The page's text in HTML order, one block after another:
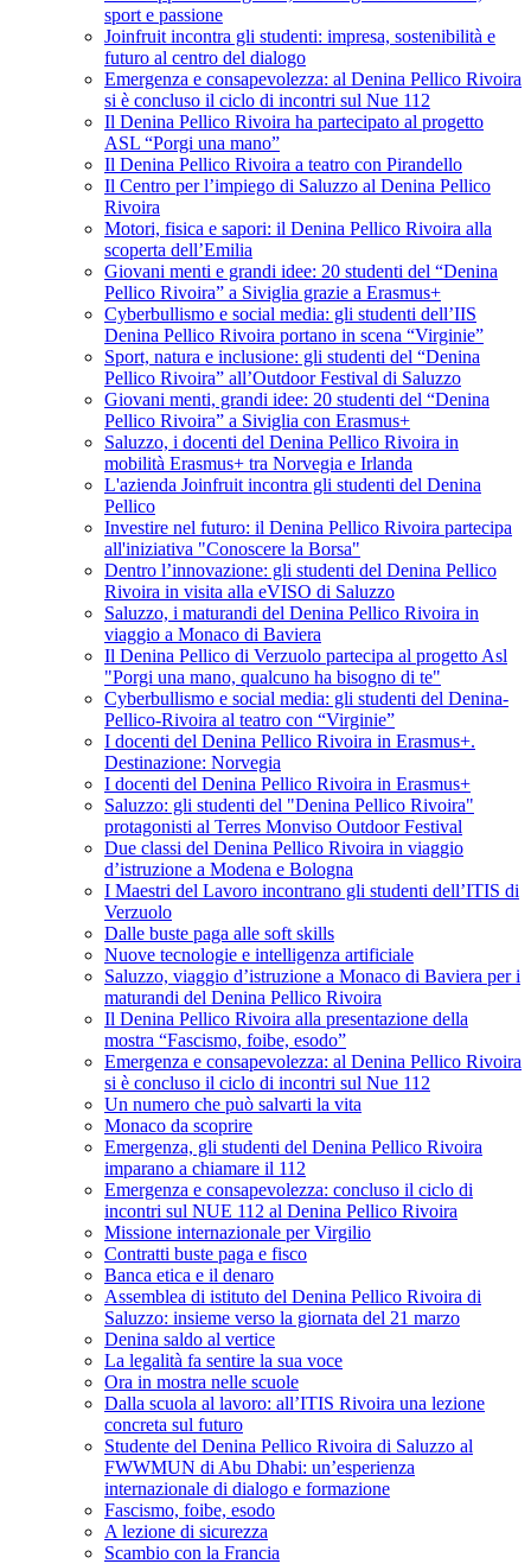
sport e passione
Joinfruit incontra gli studenti: impresa, sostenibilità e
futuro al centro del dialogo
Emergenza e consapevolezza: al Denina Pellico Rivoira
si è concluso il ciclo di incontri sul Nue 112
Il Denina Pellico Rivoira ha partecipato al progetto
ASL “Porgi una mano”
Il Denina Pellico Rivoira a teatro con Pirandello
Il Centro per l’impiego di Saluzzo al Denina Pellico
Rivoira
Motori, fisica e sapori: il Denina Pellico Rivoira alla
scoperta dell’Emilia
Giovani menti e grandi idee: 20 studenti del “Denina
Pellico Rivoira” a Siviglia grazie a Erasmus+
Cyberbullismo e social media: gli studenti dell’IIS
Denina Pellico Rivoira portano in scena “Virginie”
Sport, natura e inclusione: gli studenti del “Denina
Pellico Rivoira” all’Outdoor Festival di Saluzzo
Giovani menti, grandi idee: 20 studenti del “Denina
Pellico Rivoira” a Siviglia con Erasmus+
Saluzzo, i docenti del Denina Pellico Rivoira in
mobilità Erasmus+ tra Norvegia e Irlanda
L'azienda Joinfruit incontra gli studenti del Denina
Pellico
Investire nel futuro: il Denina Pellico Rivoira partecipa
all'iniziativa "Conoscere la Borsa"
Dentro l’innovazione: gli studenti del Denina Pellico
Rivoira in visita alla eVISO di Saluzzo
Saluzzo, i maturandi del Denina Pellico Rivoira in
viaggio a Monaco di Baviera
Il Denina Pellico di Verzuolo partecipa al progetto Asl
"Porgi una mano, qualcuno ha bisogno di te"
Cyberbullismo e social media: gli studenti del Denina-
Pellico-Rivoira al teatro con “Virginie”
I docenti del Denina Pellico Rivoira in Erasmus+.
Destinazione: Norvegia
I docenti del Denina Pellico Rivoira in Erasmus+
Saluzzo: gli studenti del "Denina Pellico Rivoira"
protagonisti al Terres Monviso Outdoor Festival
Due classi del Denina Pellico Rivoira in viaggio
d’istruzione a Modena e Bologna
I Maestri del Lavoro incontrano gli studenti dell’ITIS di
Verzuolo
Dalle buste paga alle soft skills
Nuove tecnologie e intelligenza artificiale
Saluzzo, viaggio d’istruzione a Monaco di Baviera per i
maturandi del Denina Pellico Rivoira
Il Denina Pellico Rivoira alla presentazione della
mostra “Fascismo, foibe, esodo”
Emergenza e consapevolezza: al Denina Pellico Rivoira
si è concluso il ciclo di incontri sul Nue 112
Un numero che può salvarti la vita
Monaco da scoprire
Emergenza, gli studenti del Denina Pellico Rivoira
imparano a chiamare il 112
Emergenza e consapevolezza: concluso il ciclo di
incontri sul NUE 112 al Denina Pellico Rivoira
Missione internazionale per Virgilio
Contratti buste paga e fisco
Banca etica e il denaro
Assemblea di istituto del Denina Pellico Rivoira di
Saluzzo: insieme verso la giornata del 21 marzo
Denina saldo al vertice
La legalità fa sentire la sua voce
Ora in mostra nelle scuole
Dalla scuola al lavoro: all’ITIS Rivoira una lezione
concreta sul futuro
Studente del Denina Pellico Rivoira di Saluzzo al
FWWMUN di Abu Dhabi: un’esperienza
internazionale di dialogo e formazione
Fascismo, foibe, esodo
A lezione di sicurezza
Scambio con la Francia